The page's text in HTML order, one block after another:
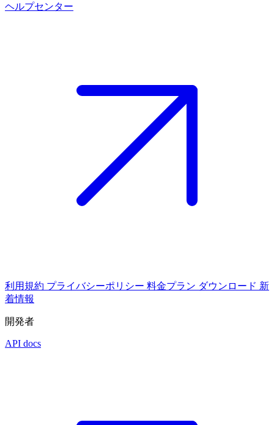
ヘルプセンター
利用規約 プライバシーポリシー 料金プラン ダウンロード 新
着情報
開発者
API docs